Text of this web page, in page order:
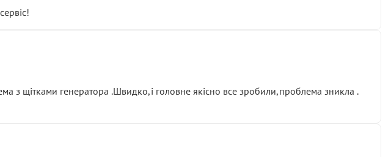
з щітками генератора .Швидко,і головне якісно все зробили,проблема зникла .